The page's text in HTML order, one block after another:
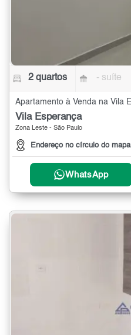
2 quartos - suíte
Apartamento à Venda na Vila
Vila Esperança
Zona Leste - São Paulo
Endereço no círculo do mapa
WhatsApp